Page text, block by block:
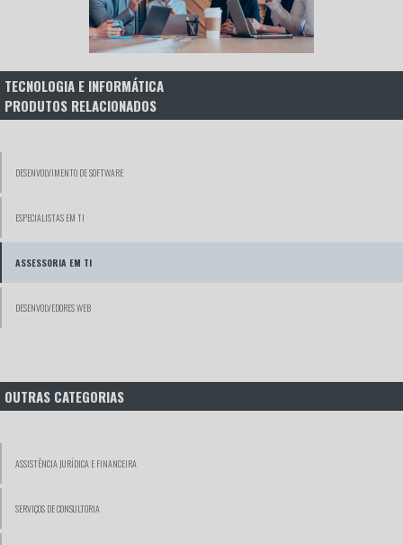
TECNOLOGIA E INFORMÁTICA
PRODUTOS RELACIONADOS
DESENVOLVIMENTO DE SOFTWARE
ESPECIALISTAS EM TI
ASSESSORIA EM TI
DESENVOLVEDORES WEB
OUTRAS CATEGORIAS
ASSISTÊNCIA JURÍDICA E FINANCEIRA
SERVIÇOS DE CONSULTORIA